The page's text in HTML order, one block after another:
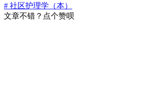
# 社区护理学（本）
文章不错？点个赞呗